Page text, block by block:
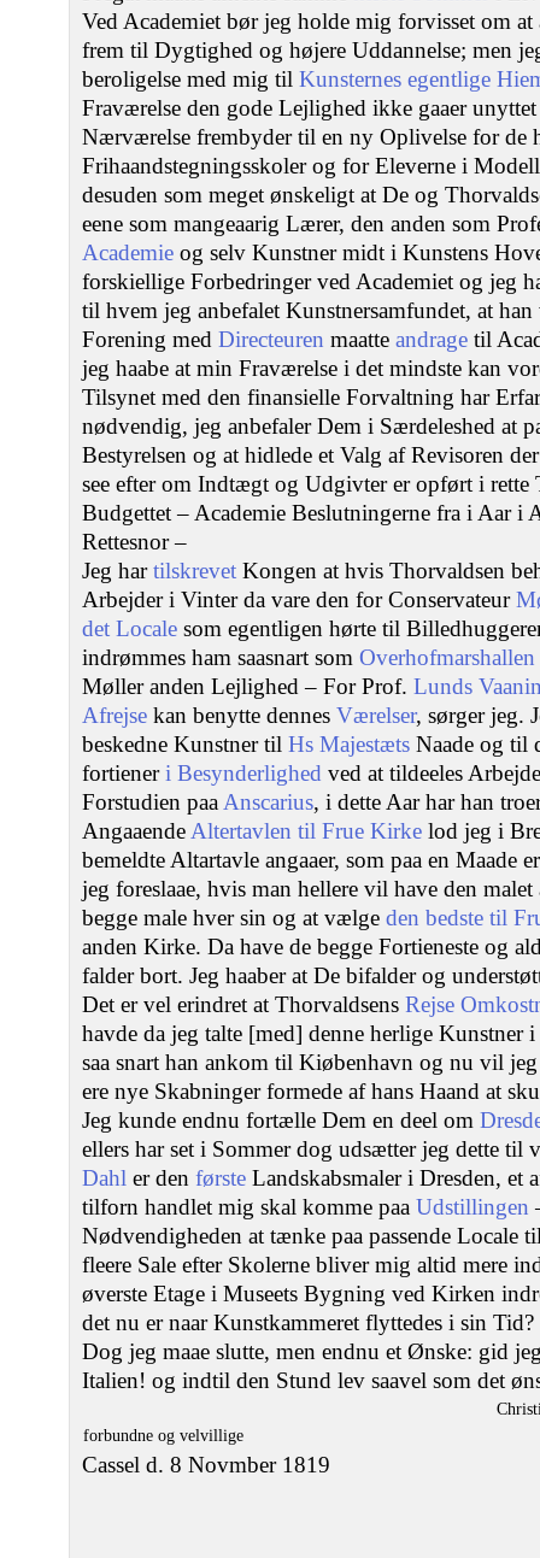
Ved Academiet bør jeg holde mig forvisset om at
frem til Dygtighed og højere Uddannelse; men
beroligelse med mig til Kunsternes egentlige
Fraværelse den gode Lejlighed ikke gaaer
Nærværelse frembyder til en ny Oplivelse for de
Frihaandstegningsskoler og for Eleverne i
desuden som meget ønskeligt at De og
eene som mangeaarig Lærer, den anden som
Academie og selv Kunstner midt i Kunstens
forskiellige Forbedringer ved Academiet og jeg
til hvem jeg anbefalet Kunstnersamfundet, at
Forening med Directeuren maatte andrage til
jeg haabe at min Fraværelse i det mindste kan
Tilsynet med den finansielle Forvaltning har
nødvendig, jeg anbefaler Dem i Særdeleshed at
Bestyrelsen og at hidlede et Valg af Revisoren
see efter om Indtægt og Udgivter er opført i rette
Budgettet – Academie Beslutningerne fra i Aar i
Rettesnor –
Jeg hartilskrevet Kongen at hvis Thorvaldsen
Arbejder i Vinter da vare den for Conservateur
det Locale som egentligen hørte til
indrømmes ham saasnart som Overhofmarshallen
Møller anden Lejlighed – For Prof. Lunds
Afrejse kan benytte dennes Værelser, sørger jeg.
beskedne Kunstner til Hs Majestæts Naade og til
fortieneri Besynderlighed ved at tildeeles
Forstudien paa Anscarius, i dette Aar har han
Angaaende Altertavlen til Frue Kirke lod jeg i
bemeldte Altartavle angaaer, som paa en Maade
jeg foreslaae, hvis man hellere vil have den
begge male hver sin og at vælge den bedste til
anden Kirke. Da have de begge Fortieneste og
falder bort. Jeg haaber at De bifalder og
Det er vel erindret at Thorvaldsens Rejse
havde da jeg talte [med] denne herlige Kunstner i
saa snart han ankom til Kiøbenhavn og nu vil
ere nye Skabninger formede af hans Haand at
Jeg kunde endnu fortælle Dem en deel om
ellers har set i Sommer dog udsætter jeg dette til
Dahl er den første Landskabsmaler i Dresden, et
tilforn handlet mig skal komme paa Udstillingen
Nødvendigheden at tænke paa passende Locale
fleere Sale efter Skolerne bliver mig altid mere
øverste Etage i Museets Bygning ved Kirken
det nu er naar Kunstkammeret flyttedes i sin Tid?
Dog jeg maae slutte, men endnu et Ønske: gid
Italien! og indtil den Stund lev saavel som det
forbundne og velvillige
Cassel d. 8 Novmber 1819